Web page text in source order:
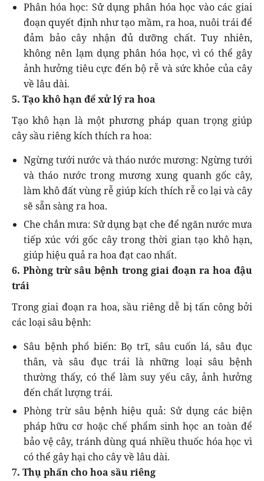
Phân hóa học: Sử dụng phân hóa học vào các giai
đoạn quyết định như tạo mầm, ra hoa, nuôi trái để
đảm bảo cây nhận đủ dưỡng chất. Tuy nhiên,
không nên lạm dụng phân hóa học, vì có thể gây
ảnh hưởng tiêu cực đến bộ rễ và sức khỏe của cây
về lâu dài.
5. Tạo khô hạn để xử lý ra hoa
Tạo khô hạn là một phương pháp quan trọng giúp
cây sầu riêng kích thích ra hoa:
Ngừng tưới nước và tháo nước mương: Ngừng tưới
và tháo nước trong mương xung quanh gốc cây,
làm khô đất vùng rễ giúp kích thích rễ co lại và cây
sẽ sẵn sàng ra hoa.
Che chắn mưa: Sử dụng bạt che để ngăn nước mưa
tiếp xúc với gốc cây trong thời gian tạo khô hạn,
giúp hiệu quả ra hoa đạt cao nhất.
6. Phòng trừ sâu bệnh trong giai đoạn ra hoa đậu
trái
Trong giai đoạn ra hoa, sầu riêng dễ bị tấn công bởi
các loại sâu bệnh:
Sâu bệnh phổ biến: Bọ trĩ, sâu cuốn lá, sâu đục
thân, và sâu đục trái là những loại sâu bệnh
thường thấy, có thể làm suy yếu cây, ảnh hưởng
đến chất lượng trái.
Phòng trừ sâu bệnh hiệu quả: Sử dụng các biện
pháp hữu cơ hoặc chế phẩm sinh học an toàn để
bảo vệ cây, tránh dùng quá nhiều thuốc hóa học vì
có thể gây hại cho cây về lâu dài.
7. Thụ phấn cho hoa sầu riêng